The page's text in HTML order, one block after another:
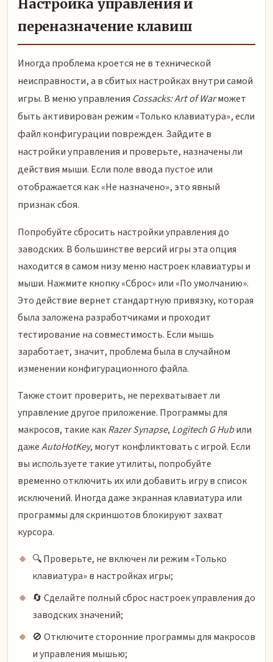
Настройка управления и
переназначение клавиш
Иногда проблема кроется не в технической
неисправности, а в сбитых настройках внутри самой
игры. В меню управления Cossacks: Art of Warможет
быть активирован режим «Только клавиатура», если
файл конфигурации поврежден. Зайдите в
настройки управления и проверьте, назначены ли
действия мыши. Если поле ввода пустое или
отображается как «Не назначено», это явный
признак сбоя.
Попробуйте сбросить настройки управления до
заводских. В большинстве версий игры эта опция
находится в самом низу меню настроек клавиатуры и
мыши. Нажмите кнопку «Сброс» или «По умолчанию».
Это действие вернет стандартную привязку, которая
была заложена разработчиками и проходит
тестирование на совместимость. Если мышь
заработает, значит, проблема была в случайном
изменении конфигурационного файла.
Также стоит проверить, не перехватывает ли
управление другое приложение. Программы для
макросов, такие какRazer Synapse, Logitech G Hubили
дажеAutoHotKey, могут конфликтовать с игрой. Если
вы используете такие утилиты, попробуйте
временно отключить их или добавить игру в список
исключений. Иногда даже экранная клавиатура или
программы для скриншотов блокируют захват
курсора.
🔍 Проверьте, не включен ли режим «Только
клавиатура» в настройках игры;
🔄 Сделайте полный сброс настроек управления до
заводских значений;
🚫 Отключите сторонние программы для макросов
и управления мышью;